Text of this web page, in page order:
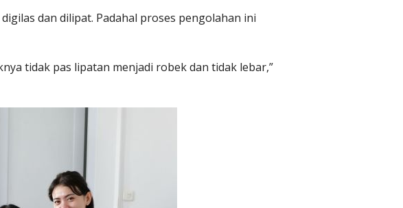
dan dilipat. Padahal proses pengolahan ini
tidak pas lipatan menjadi robek dan tidak lebar,”